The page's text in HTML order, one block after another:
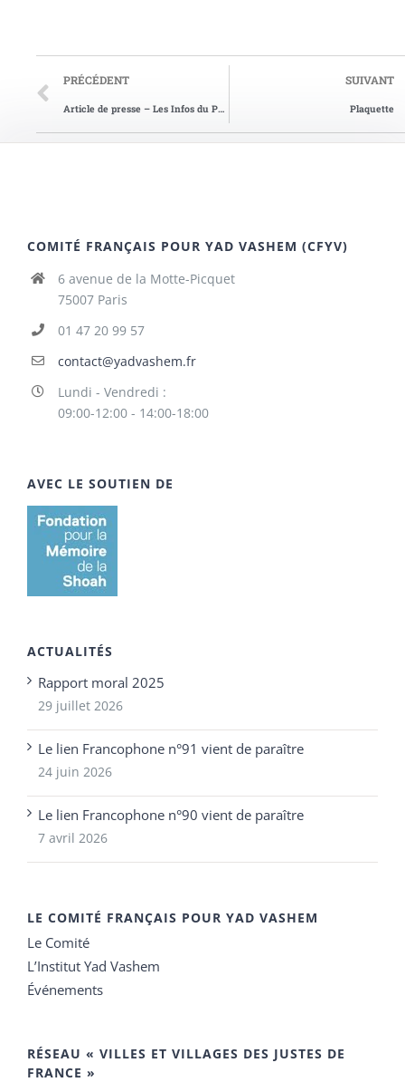
PRÉCÉDENT
Article de presse – Les Infos du Pays de Redon du 05/11/2014
SUIVANT
Plaquette
COMITÉ FRANÇAIS POUR YAD VASHEM (CFYV)
6 avenue de la Motte-Picquet
75007 Paris
01 47 20 99 57
contact@yadvashem.fr
Lundi - Vendredi :
09:00-12:00 - 14:00-18:00
AVEC LE SOUTIEN DE
ACTUALITÉS
Rapport moral 2025
29 juillet 2026
Le lien Francophone n°91 vient de paraître
24 juin 2026
Le lien Francophone n°90 vient de paraître
7 avril 2026
LE COMITÉ FRANÇAIS POUR YAD VASHEM
Le Comité
L’Institut Yad Vashem
Événements
RÉSEAU « VILLES ET VILLAGES DES JUSTES DE
FRANCE »